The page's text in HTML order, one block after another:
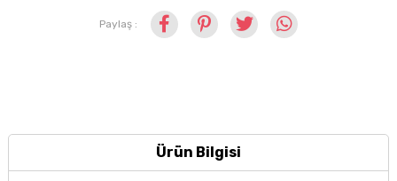
Paylaş :
Ürün Bilgisi